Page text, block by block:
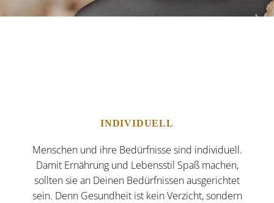
INDIVIDUELL
Menschen und ihre Bedürfnisse sind individuell.
Damit Ernährung und Lebensstil Spaß machen,
sollten sie an Deinen Bedürfnissen ausgerichtet
sein. Denn Gesundheit ist kein Verzicht, sondern